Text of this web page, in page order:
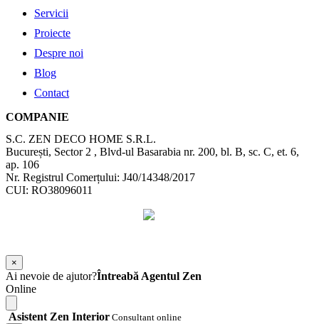
Servicii
Proiecte
Despre noi
Blog
Contact
COMPANIE
S.C. ZEN DECO HOME S.R.L.
București, Sector 2 , Blvd-ul Basarabia nr. 200, bl. B, sc. C, et. 6,
ap. 106
Nr. Registrul Comerțului: J40/14348/2017
CUI: RO38096011
×
Ai nevoie de ajutor?Întreabă Agentul Zen
Online
Asistent Zen Interior Consultant online